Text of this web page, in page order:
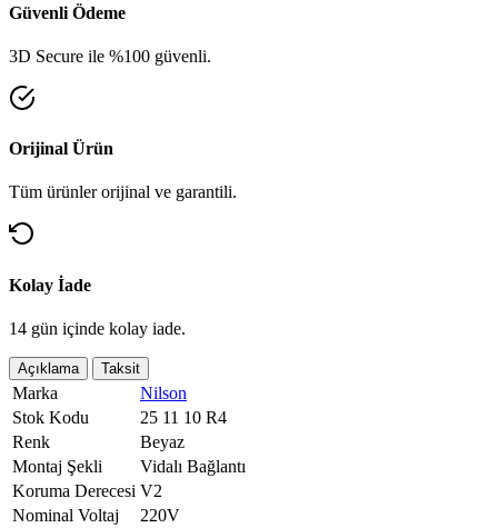
Güvenli Ödeme
3D Secure ile %100 güvenli.
Orijinal Ürün
Tüm ürünler orijinal ve garantili.
Kolay İade
14 gün içinde kolay iade.
Açıklama Taksit
Marka
Nilson
Stok Kodu
25 11 10 R4
Renk
Beyaz
Montaj Şekli
Vidalı Bağlantı
Koruma Derecesi V2
Nominal Voltaj
220V